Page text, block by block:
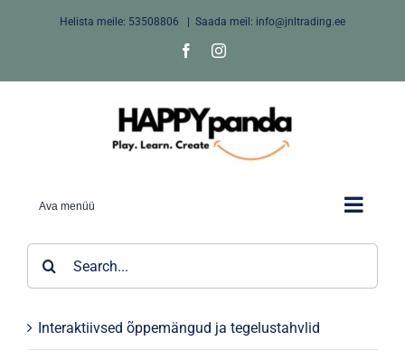
Helista meile: 53508806 Saada meil: info@jnltrading.ee
FacebookInstagram
Ava menüü
Interaktiivsed õppemängud ja tegelustahvlid